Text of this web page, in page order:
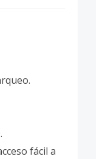
fácil a